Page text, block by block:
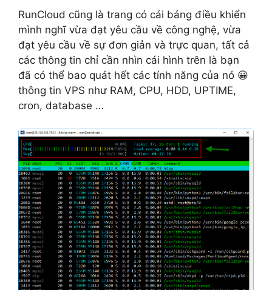
RunCloud cũng là trang có cái bảng điều khiển
mình nghĩ vừa đạt yêu cầu về công nghệ, vừa
đạt yêu cầu về sự đơn giản và trực quan, tất cả
các thông tin chỉ cần nhìn cái hình trên là bạn
đã có thể bao quát hết các tính năng của nó 😀
thông tin VPS như RAM, CPU, HDD, UPTIME,
cron, database …